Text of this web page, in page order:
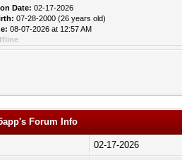
Date: 02-17-2026
07-28-2000 (26 years old)
08-07-2026 at 12:57 AM
Forum Info
02-17-2026